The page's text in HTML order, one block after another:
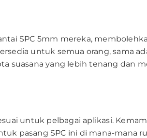
SPC 5mm mereka,
untuk semua orang, sama
suasana yang lebih tenang dan
untuk pelbagai aplikasi.
pasang SPC ini di mana-mana